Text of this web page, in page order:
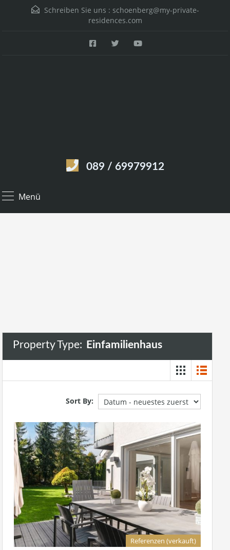
Schreiben Sie uns : schoenberg@my-private-
residences.com
089 / 69979912
Menü
Property Type: Einfamilienhaus
Sort By:
Referenzen (verkauft)